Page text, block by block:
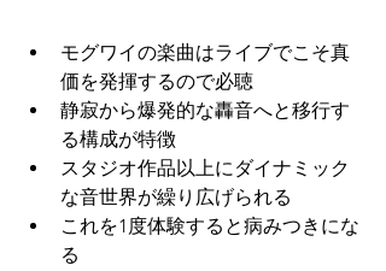
モグワイの楽曲はライブでこそ真
価を発揮するので必聴
静寂から爆発的な轟音へと移行す
る構成が特徴
スタジオ作品以上にダイナミック
な音世界が繰り広げられる
これを1度体験すると病みつきにな
る